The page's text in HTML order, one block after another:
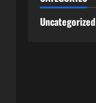
Uncategorized